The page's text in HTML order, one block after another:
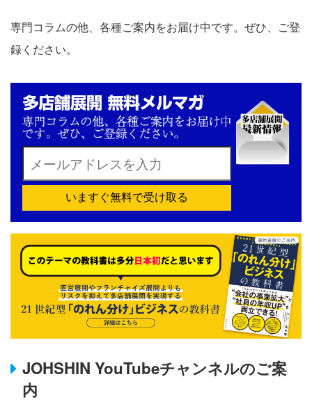
専門コラムの他、各種ご案内をお届け中です。ぜひ、ご登
録ください。
いますぐ無料で受け取る
JOHSHIN YouTubeチャンネルのご案
内